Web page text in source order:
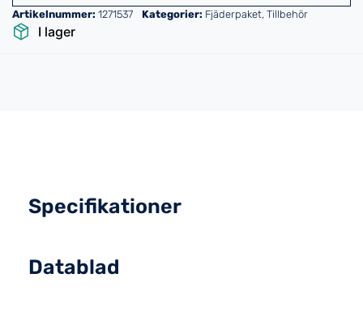
Artikelnummer: 1271537 Kategorier: Fjäderpaket, Tillbehör
I lager
Specifikationer
Datablad